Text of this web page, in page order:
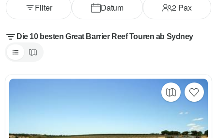
Datum 2 Pax
Filter
Die 10 besten Great Barrier Reef Touren ab Sydney